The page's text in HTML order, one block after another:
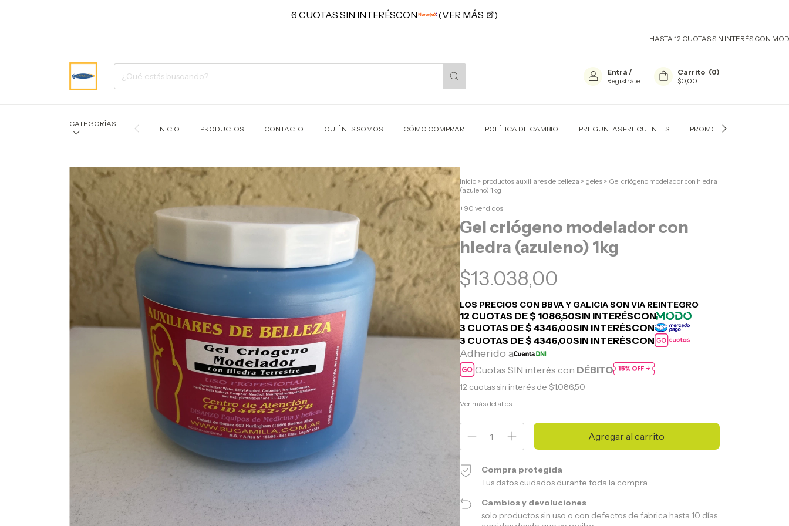
HASTA 12 CUOTAS SIN INTERÉS CON MODO Y
Entrá /
Registráte
Carrito (0)
$0,00
CATEGORÍAS
INICIO PRODUCTOS CONTACTO QUIÉNES SOMOS CÓMO COMPRAR POLÍTICA DE CAMBIO PREGUNTAS FRECUENTES PROMOCIONES BANCARIAS
Inicio > productos auxiliares de belleza > geles > Gel criógeno modelador con hiedra
(azuleno) 1kg
+90 vendidos
Gel criógeno modelador con
hiedra (azuleno) 1kg
$13.038,00
Cuotas SIN interés con DÉBITO
12 cuotas sin interés de $1.086,50
Ver más detalles
Compra protegida
Tus datos cuidados durante toda la compra.
Cambios y devoluciones
solo productos sin uso o con defectos de fabrica hasta 10 días